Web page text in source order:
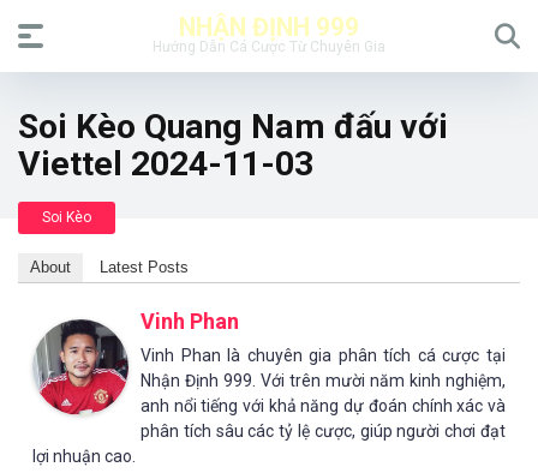
NHẬN ĐỊNH 999
Hướng Dẫn Cá Cược Từ Chuyên Gia
Soi Kèo Quang Nam đấu với
Viettel 2024-11-03
Soi Kèo
About Latest Posts
Vinh Phan
Vinh Phan là chuyên gia phân tích cá cược tại
Nhận Định 999. Với trên mười năm kinh nghiệm,
anh nổi tiếng với khả năng dự đoán chính xác và
phân tích sâu các tỷ lệ cược, giúp người chơi đạt
lợi nhuận cao.